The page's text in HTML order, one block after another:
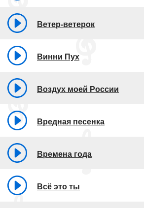
Ветер-ветерок
Винни Пух
Воздух моей России
Вредная песенка
Времена года
Всё это ты